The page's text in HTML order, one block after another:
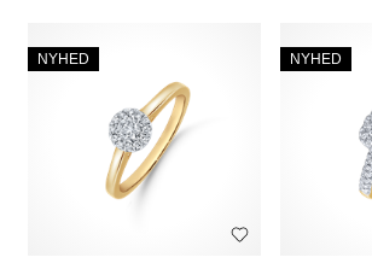
NYHED NYHED